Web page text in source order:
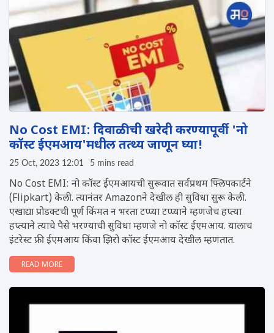
No Cost EMI: दिवाळीची खरेदी करण्यापूर्वी 'नो
कॉस्ट ईएमआय'मधील तत्थ्य जाणून घ्या!
25 Oct, 2023 12:01 5 mins read
No Cost EMI: नो कॉस्ट ईएमआयची सुरूवात सर्वप्रथम फ्लिपकार्टने
(Flipkart) केली. त्यानंतर Amazonने देखील ही सुविधा सुरू केली.
एखाद्या प्रोडक्टची पूर्ण किंमत न भरता टप्प्या टप्प्याने म्हणजेच हप्त्या
हप्त्याने त्याचे पैसे भरण्याची सुविधा म्हणजे नो कॉस्ट ईएमआय. यालाच
इंटरेस्ट फ्री ईएमआय किंवा झिरो कॉस्ट ईएमआय देखील म्हणतात.
READ MORE